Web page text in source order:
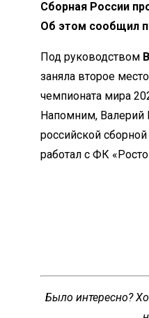
Сборная России
Об этом сообщил
Под руководством
заняла второе
чемпионата мира
Напомним, Валерий
российской
работал с ФК «
Было интересно?